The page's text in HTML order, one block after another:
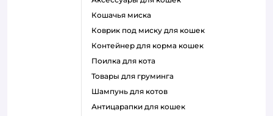
кошачья миска
коврик под миску для кошек
контейнер для корма кошек
поилка для кота
товары для груминга
шампунь для котов
антицарапки для кошек